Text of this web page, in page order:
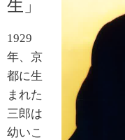
お手入れ
CORDOVAN CARE WAX
FAQ
FAQ
生」
1929
年、京
都に生
まれた
三郎は
幼いこ